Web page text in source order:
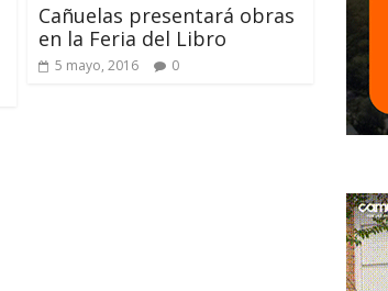
Cañuelas presentará obras
en la Feria del Libro
5 mayo, 2016 0